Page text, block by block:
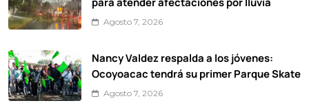
Agosto 7, 2026
Nancy Valdez respalda a los jóvenes:
Ocoyoacac tendrá su primer Parque Skate
Agosto 7, 2026